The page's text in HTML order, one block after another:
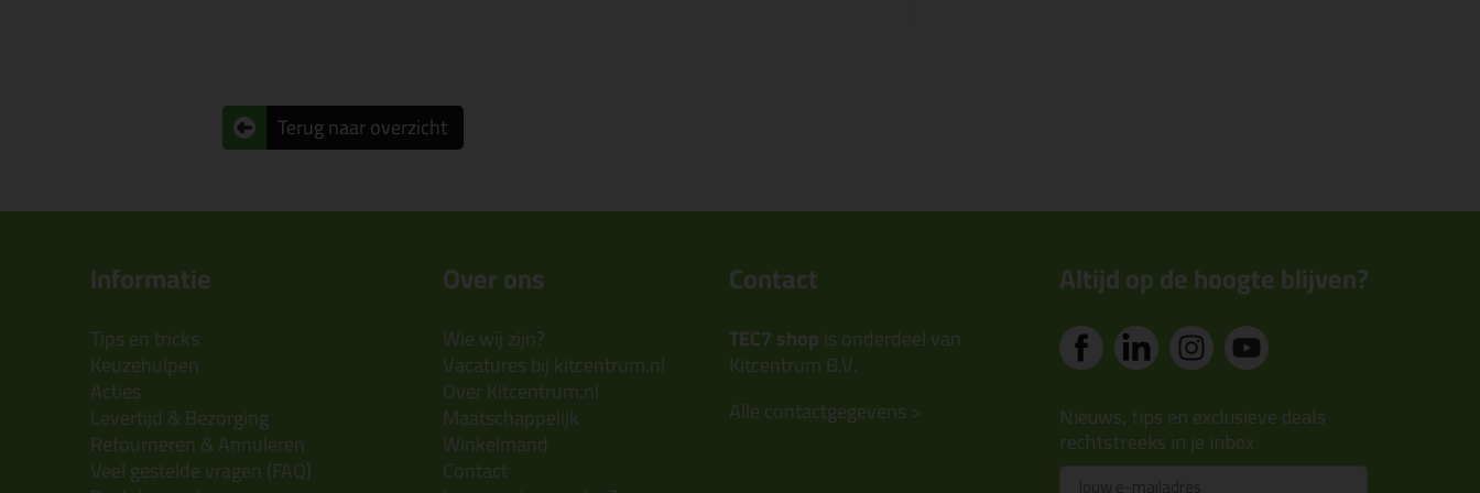
Terug naar overzicht
Informatie
Tips en tricks
Keuzehulpen
Acties
Levertijd & Bezorging
Retourneren & Annuleren
Veel gestelde vragen (FAQ)
Over ons
Wie wij zijn?
Vacatures bij kitcentrum.nl
Over Kitcentrum.nl
Maatschappelijk
Winkelmand
Contact
Contact
TEC7 shop is onderdeel van
Kitcentrum B.V.
Alle contactgegevens >
Altijd op de hoogte blijven?
Nieuws, tips en exclusieve deals
rechtstreeks in je inbox